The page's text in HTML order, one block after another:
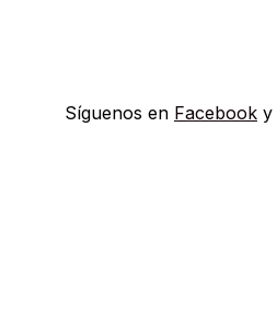
Síguenos en Facebooky